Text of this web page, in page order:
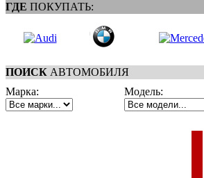
ГДЕ ПОКУПАТЬ:
ПОИСК АВТОМОБИЛЯ
Марка:
Модель: